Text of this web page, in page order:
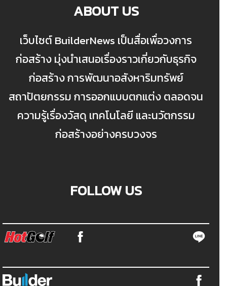
ABOUT US
เว็บไซต์ BuilderNews เป็นสื่อเพื่อวงการ
ก่อสร้าง มุ่งนำเสนอเรื่องราวเกี่ยวกับธุรกิจ
ก่อสร้าง การพัฒนาอสังหาริมทรัพย์
สถาปัตยกรรม การออกแบบตกแต่ง ตลอดจน
ความรู้เรื่องวัสดุ เทคโนโลยี และนวัตกรรม
ก่อสร้างอย่างครบวงจร
FOLLOW US